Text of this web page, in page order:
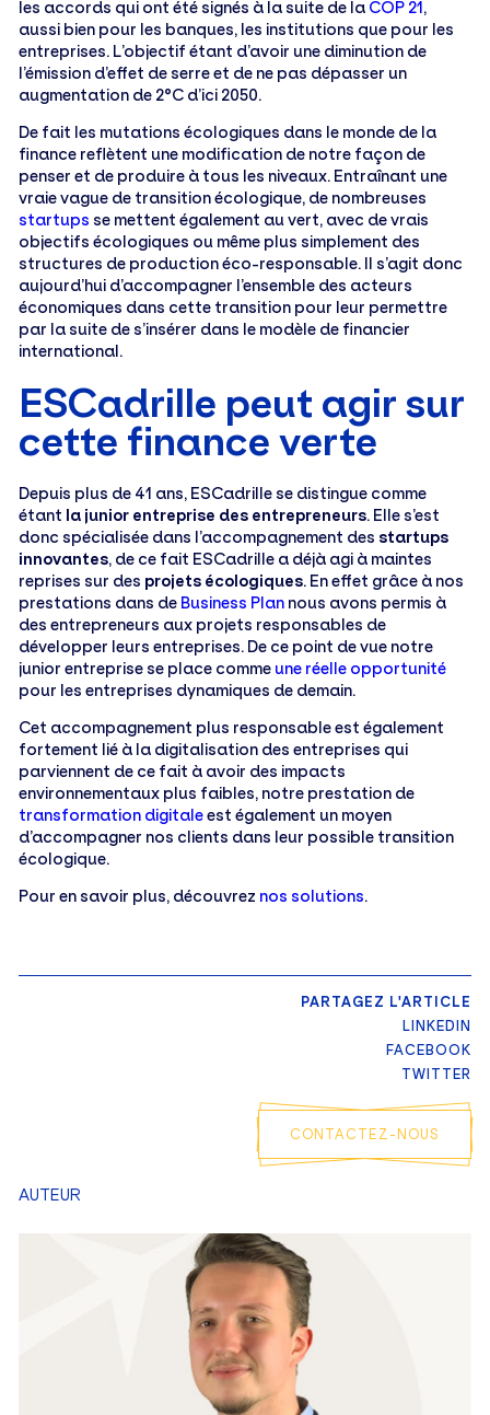
les accords qui ont été signés à la suite de la COP 21,
aussi bien pour les banques, les institutions que pour les
entreprises. L’objectif étant d’avoir une diminution de
l’émission d’effet de serre et de ne pas dépasser un
augmentation de 2°C d’ici 2050.
De fait les mutations écologiques dans le monde de la
finance reflètent une modification de notre façon de
penser et de produire à tous les niveaux. Entraînant une
vraie vague de transition écologique, de nombreuses
startups se mettent également au vert, avec de vrais
objectifs écologiques ou même plus simplement des
structures de production éco-responsable. Il s’agit donc
aujourd’hui d’accompagner l’ensemble des acteurs
économiques dans cette transition pour leur permettre
par la suite de s’insérer dans le modèle de financier
international.
ESCadrille peut agir sur
cette finance verte
Depuis plus de 41 ans, ESCadrille se distingue comme
étant la junior entreprise des entrepreneurs. Elle s’est
donc spécialisée dans l’accompagnement des startups
innovantes, de ce fait ESCadrille a déjà agi à maintes
reprises sur des projets écologiques. En effet grâce à nos
prestations dans de Business Plan nous avons permis à
des entrepreneurs aux projets responsables de
développer leurs entreprises. De ce point de vue notre
junior entreprise se place comme une réelle opportunité
pour les entreprises dynamiques de demain.
Cet accompagnement plus responsable est également
fortement lié à la digitalisation des entreprises qui
parviennent de ce fait à avoir des impacts
environnementaux plus faibles, notre prestation de
transformation digitaleest également un moyen
d’accompagner nos clients dans leur possible transition
écologique.
Pour en savoir plus, découvrez nos solutions.
PARTAGEZ L'ARTICLE
LINKEDIN
FACEBOOK
TWITTER
CONTACTEZ-NOUS
AUTEUR